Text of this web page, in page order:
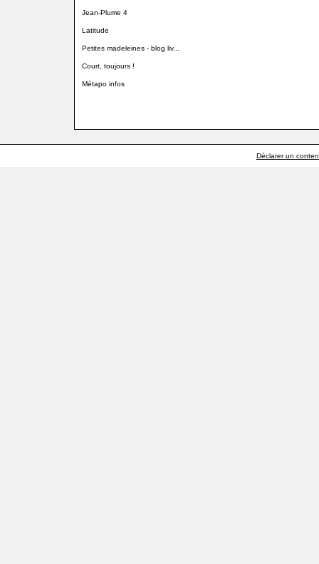
Jean-Plume 4
Latitude
Petites madeleines - blog liv...
Court, toujours !
Métapo infos
Déclarer un